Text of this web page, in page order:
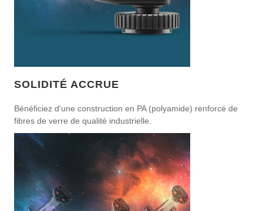
SOLIDITÉ ACCRUE
Bénéficiez d'une construction en PA (polyamide) renforcé de
fibres de verre de qualité industrielle.